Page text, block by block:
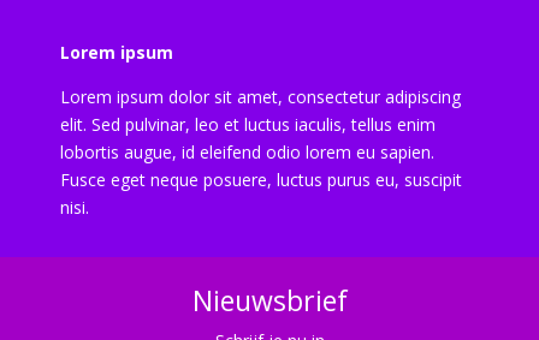
Lorem ipsum
Lorem ipsum dolor sit amet, consectetur adipiscing
elit. Sed pulvinar, leo et luctus iaculis, tellus enim
lobortis augue, id eleifend odio lorem eu sapien.
Fusce eget neque posuere, luctus purus eu, suscipit
nisi.
Nieuwsbrief